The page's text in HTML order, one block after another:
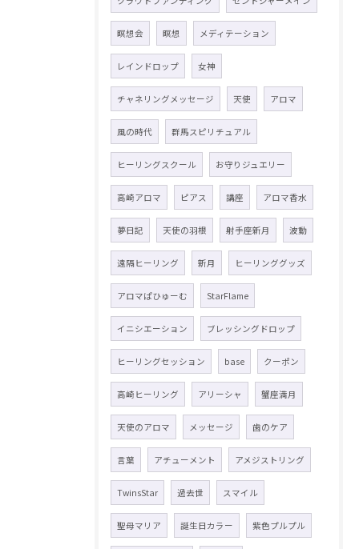
瞑想会 瞑想 メディテーション
レインドロップ 女神
チャネリングメッセージ 天使 アロマ
風の時代 群馬スピリチュアル
ヒーリングスクール お守りジュエリー
高崎アロマ ピアス 講座 アロマ香水
夢日記 天使の羽根 射手座新月 波動
遠隔ヒーリング 新月 ヒーリンググッズ
アロマぱひゅーむ StarFlame
イニシエーション ブレッシングドロップ
ヒーリングセッション base クーポン
高崎ヒーリング アリーシャ 蟹座満月
天使のアロマ メッセージ 歯のケア
言葉 アチューメント アメジストリング
TwinsStar 過去世 スマイル
聖母マリア 誕生日カラー 紫色プルプル